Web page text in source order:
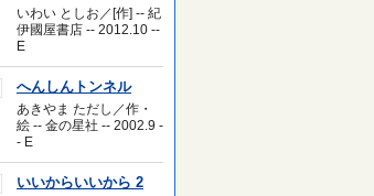
いわい としお／[作] -- 紀
伊國屋書店 -- 2012.10 --
E
へんしんトンネル
あきやま ただし／作・
絵 -- 金の星社 -- 2002.9 -
- E
いいからいいから 2